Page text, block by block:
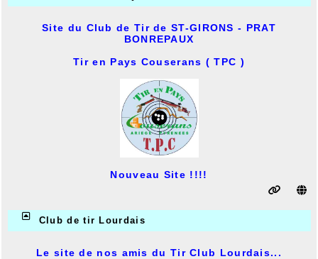
Site du Club de Tir de ST-GIRONS - PRAT
BONREPAUX
Tir en Pays Couserans ( TPC )
Nouveau Site !!!!
Club de tir Lourdais
Le site de nos amis du Tir Club Lourdais...